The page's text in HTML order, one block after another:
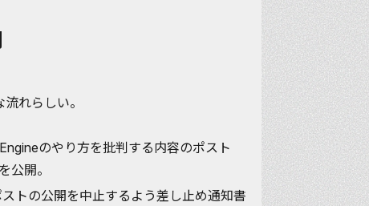
れらしい。
のやり方を批判する内容のポスト
公開。
トの公開を中止するよう差し止め通知書